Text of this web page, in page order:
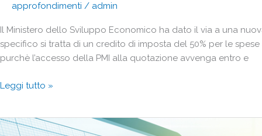
approfondimenti / admin
Il Ministero dello Sviluppo Economico ha dato il via a una
specifico si tratta di un credito di imposta del 50% per le
purchè l’accesso della PMI alla quotazione avvenga entro e
Leggi tutto »
Che